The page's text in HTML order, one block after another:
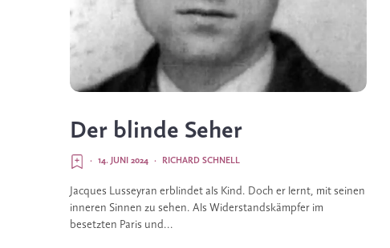
Der blinde Seher
RICHARD SCHNELL
·
14. JUNI 2024
·
Jacques Lusseyran erblindet als Kind. Doch er lernt, mit seinen
inneren Sinnen zu sehen. Als Widerstandskämpfer im
besetzten Paris und...